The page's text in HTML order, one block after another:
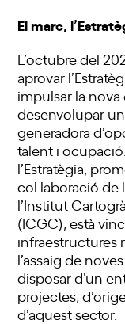
El marc,
L’octubre del
aprovar
impulsar la nova
desenvolupar
generadora
talent i
l’Estratègia,
col·laboració de
l’Institut
(ICGC), està
infraestructures
l’assaig de
disposar d’un
projectes,
d’aquest sector.